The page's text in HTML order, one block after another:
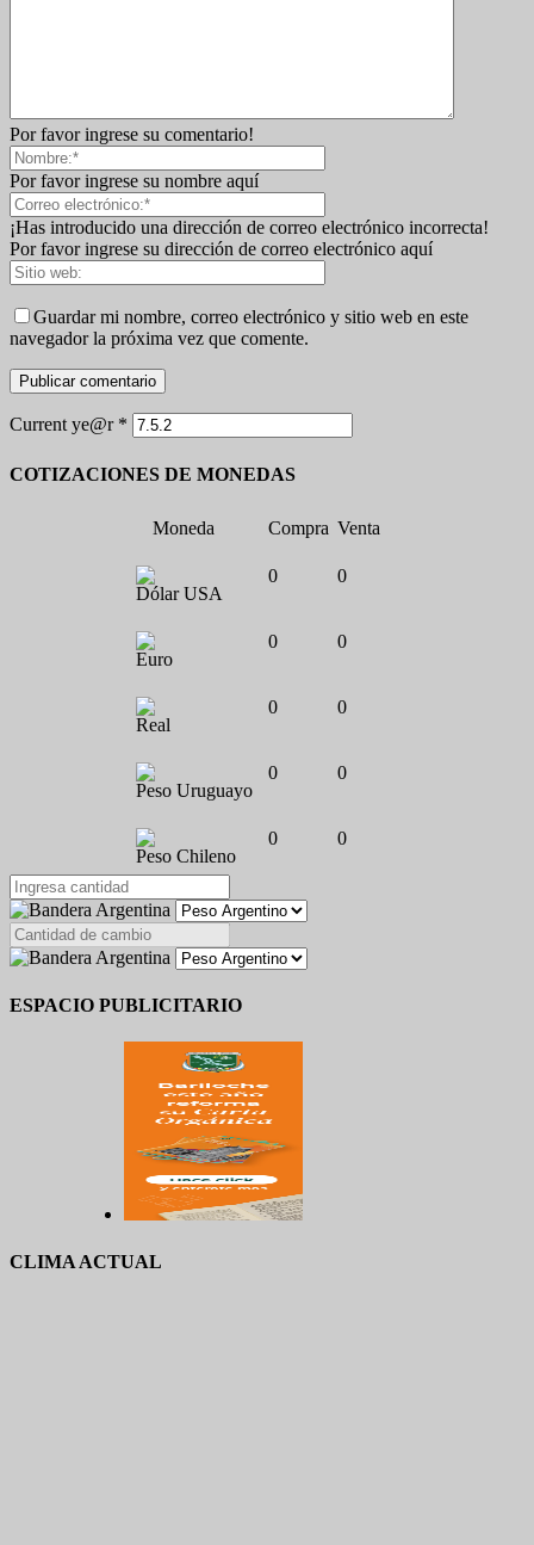
Por favor ingrese su comentario!
Por favor ingrese su nombre aquí
¡Has introducido una dirección de correo electrónico incorrecta!
Por favor ingrese su dirección de correo electrónico aquí
Guardar mi nombre, correo electrónico y sitio web en este
navegador la próxima vez que comente.
Current ye@r *
COTIZACIONES DE MONEDAS
Moneda Compra Venta
Dólar USA
0 0
Euro
0 0
Real
0 0
Peso Uruguayo
0 0
Peso Chileno
0 0
ESPACIO PUBLICITARIO
CLIMA ACTUAL